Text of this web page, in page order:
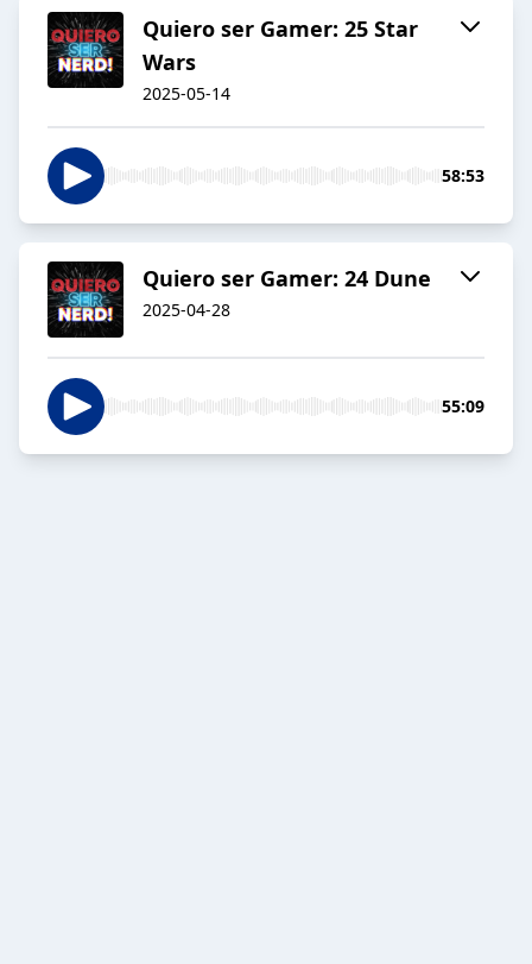
Quiero ser Gamer: 25 Star
Wars
2025-05-14
58:53
Quiero ser Gamer: 24 Dune
2025-04-28
55:09